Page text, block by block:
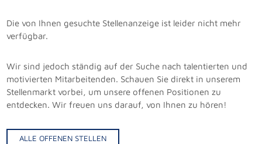
Die von Ihnen gesuchte Stellenanzeige ist leider nicht mehr
verfügbar.
Wir sind jedoch ständig auf der Suche nach talentierten und
motivierten Mitarbeitenden. Schauen Sie direkt in unserem
Stellenmarkt vorbei, um unsere offenen Positionen zu
entdecken. Wir freuen uns darauf, von Ihnen zu hören!
ALLE OFFENEN STELLEN